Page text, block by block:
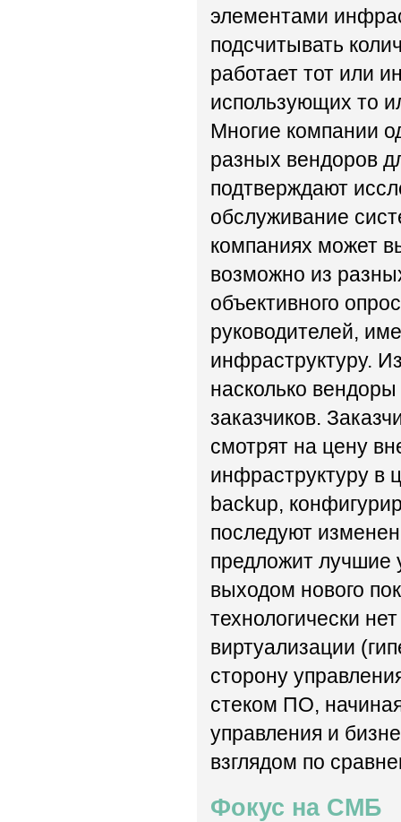
элементами
подсчитывать
работает тот или
использующих то
Многие компании
разных вендоров
подтверждают
обслуживание
компаниях может
возможно из
объективного
руководителей,
инфраструктуру.
насколько
заказчиков.
смотрят на цену
инфраструктуру в
backup,
последуют
предложит лучшие
выходом нового
технологически
виртуализации
сторону
стеком ПО,
управления и
взглядом по
Фокус на СМБ